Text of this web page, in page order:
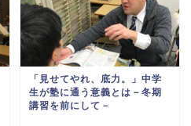
「見せてやれ、底力。」中学
生が塾に通う意義とは－冬期
講習を前にして－